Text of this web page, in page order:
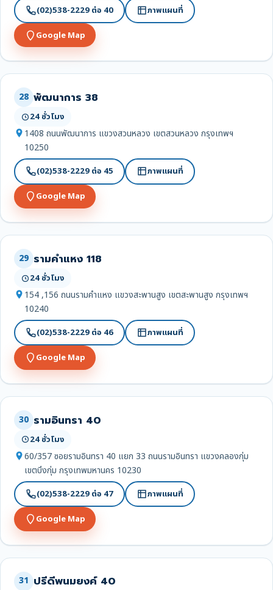
(02)538-2229 ต่อ 40 ภาพแผนที่
Google Map
28 พัฒนาการ 38
24 ชั่วโมง
1408 ถนนพัฒนาการ แขวงสวนหลวง เขตสวนหลวง กรุงเทพฯ
10250
(02)538-2229 ต่อ 45 ภาพแผนที่
Google Map
29 รามคำแหง 118
24 ชั่วโมง
154 ,156 ถนนรามคำแหง แขวงสะพานสูง เขตสะพานสูง กรุงเทพฯ
10240
(02)538-2229 ต่อ 46 ภาพแผนที่
Google Map
30 รามอินทรา 40
24 ชั่วโมง
60/357 ซอยรามอินทรา 40 แยก 33 ถนนรามอินทรา แขวงคลองกุ่ม
เขตบึงกุ่ม กรุงเทพมหานคร 10230
(02)538-2229 ต่อ 47 ภาพแผนที่
Google Map
31 ปรีดีพนมยงค์ 40